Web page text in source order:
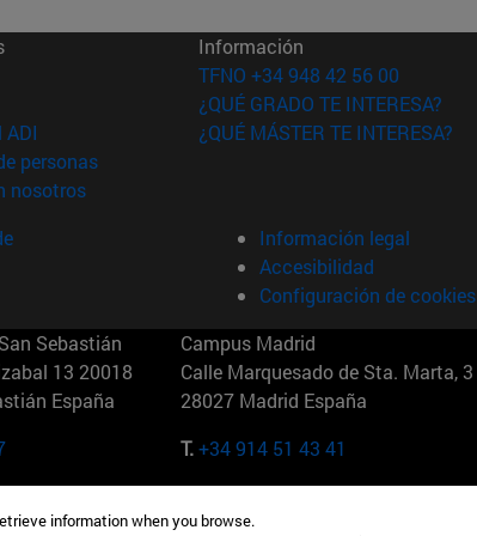
(abre en nueva ventana)
en nueva ventana)
(abre en nueva ventana)
personas(abre en nueva ventana)
nosotros(abre en nueva ventana)
Información
TFNO +34 948 42 56 00
¿QUÉ GRADO TE INTERESA?
¿QUÉ MÁSTER TE INTERESA?
Información legal
Accesibilidad
Configuración de cookies
Sebastián
13 20018
España
Campus Madrid
Calle Marquesado de Sta. Marta, 3
28027 Madrid España
T.+34 914 51 43 41
2201 Nueva York Maria-Theresia-Straße 15 81675
information when you browse.